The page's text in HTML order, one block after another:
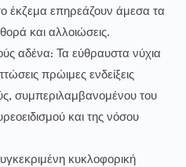
έκζεμα επηρεάζουν άμεσα τα
και αλλοιώσεις.
αδένα: Τα εύθραυστα νύχια
πρώιμες ενδείξεις
συμπεριλαμβανομένου του
και της νόσου
κυκλοφορική